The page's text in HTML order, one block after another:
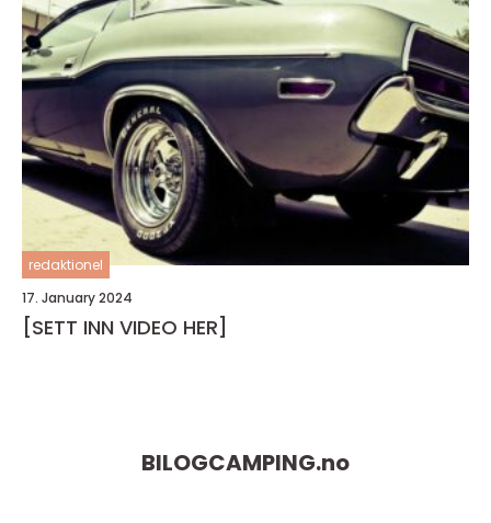
redaktionel
17. January 2024
[SETT INN VIDEO HER]
BILOGCAMPING.no